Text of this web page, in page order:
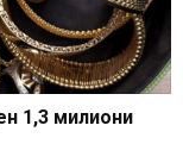
1,3 милиони